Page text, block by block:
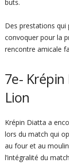
buts.
Des prestations qui
convoquer pour la
rencontre amicale
7e-
Lion
Krépin Diatta a
lors du match qui
au four et au
l’intégralité du